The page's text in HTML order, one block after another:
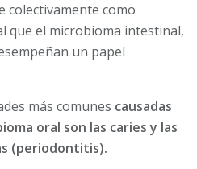
colectivamente como
que el microbioma intestinal,
un papel
más comunes causadas
oral son las caries y las
(periodontitis).